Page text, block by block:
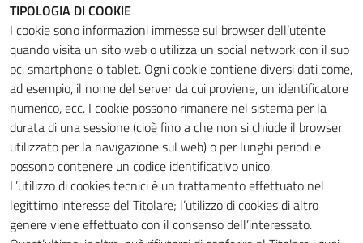
TIPOLOGIA DI COOKIE
I cookie sono informazioni immesse sul browser dell’utente
quando visita un sito web o utilizza un social network con il suo
pc, smartphone o tablet. Ogni cookie contiene diversi dati come,
ad esempio, il nome del server da cui proviene, un identificatore
numerico, ecc. I cookie possono rimanere nel sistema per la
durata di una sessione (cioè fino a che non si chiude il browser
utilizzato per la navigazione sul web) o per lunghi periodi e
possono contenere un codice identificativo unico.
L’utilizzo di cookies tecnici è un trattamento effettuato nel
legittimo interesse del Titolare; l’utilizzo di cookies di altro
genere viene effettuato con il consenso dell’interessato.